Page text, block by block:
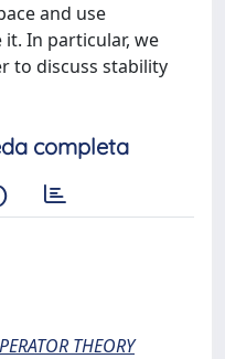
and use
In particular, we
to discuss stability
completa
THEORY